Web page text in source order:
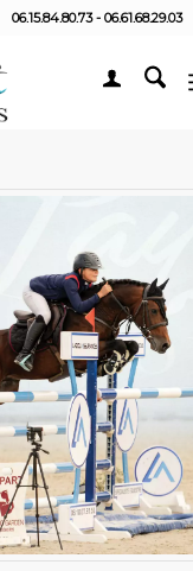
06.15.84.80.73 - 06.61.68.29.03